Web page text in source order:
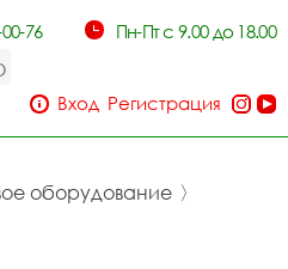
76 Пн-Пт с 9.00 до 18.00
Вход Регистрация
оборудование 〉